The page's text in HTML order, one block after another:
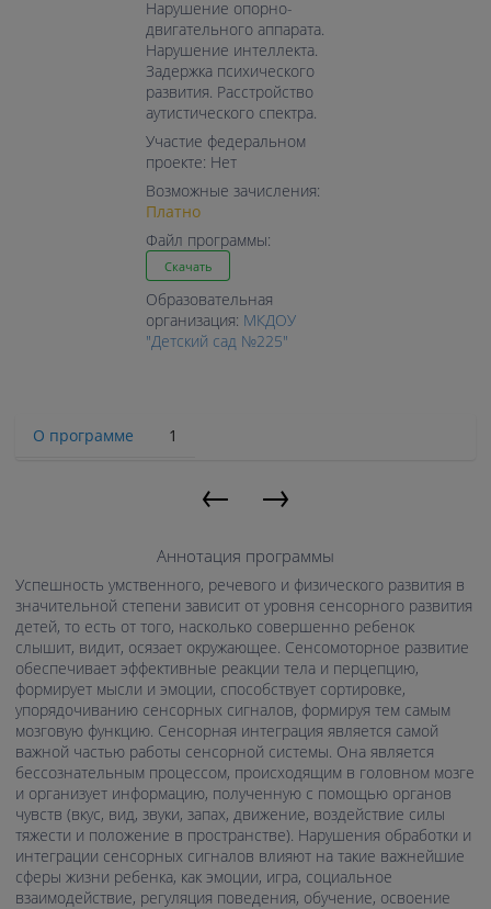
Нарушение опорно-
двигательного аппарата.
Нарушение интеллекта.
Задержка психического
развития. Расстройство
аутистического спектра.
Участие федеральном
проекте: Нет
Возможные зачисления:
Платно
Файл программы:
Скачать
Образовательная
организация: МКДОУ
"Детский сад №225"
О программе 1
← →
Аннотация программы
Успешность умственного, речевого и физического развития в
значительной степени зависит от уровня сенсорного развития
детей, то есть от того, насколько совершенно ребенок
слышит, видит, осязает окружающее. Сенсомоторное развитие
обеспечивает эффективные реакции тела и перцепцию,
формирует мысли и эмоции, способствует сортировке,
упорядочиванию сенсорных сигналов, формируя тем самым
мозговую функцию. Сенсорная интеграция является самой
важной частью работы сенсорной системы. Она является
бессознательным процессом, происходящим в головном мозге
и организует информацию, полученную с помощью органов
чувств (вкус, вид, звуки, запах, движение, воздействие силы
тяжести и положение в пространстве). Нарушения обработки и
интеграции сенсорных сигналов влияют на такие важнейшие
сферы жизни ребенка, как эмоции, игра, социальное
взаимодействие, регуляция поведения, обучение, освоение